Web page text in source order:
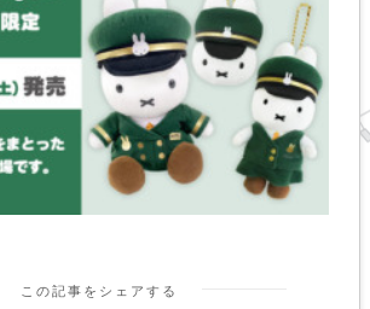
この記事をシェアする